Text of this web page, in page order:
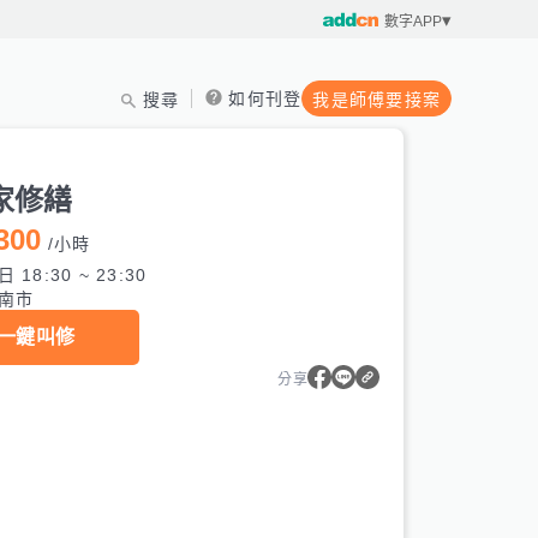
數字APP
搜尋 如何刊登 我是師傅要接案
修繕
/小時
18:30 ~ 23:30
市
鍵叫修
分享